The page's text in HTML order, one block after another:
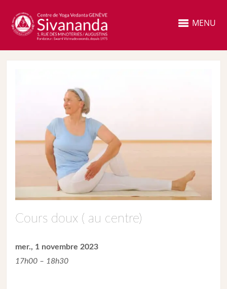
MENU
Cours doux ( au centre)
mer., 1 novembre 2023
17h00 – 18h30